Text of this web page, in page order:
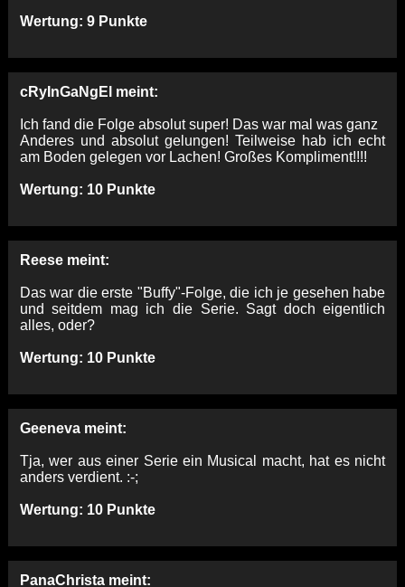
Wertung: 9 Punkte
cRyInGaNgEl meint:
Ich fand die Folge absolut super! Das war mal was ganz
Anderes und absolut gelungen! Teilweise hab ich echt
am Boden gelegen vor Lachen! Großes Kompliment!!!!
Wertung: 10 Punkte
Reese meint:
Das war die erste "Buffy"-Folge, die ich je gesehen habe
und seitdem mag ich die Serie. Sagt doch eigentlich
alles, oder?
Wertung: 10 Punkte
Geeneva meint:
Tja, wer aus einer Serie ein Musical macht, hat es nicht
anders verdient. :-;
Wertung: 10 Punkte
PanaChrista meint: